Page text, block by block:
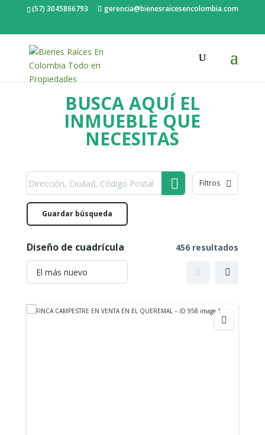
(57) 3045866793 gerencia@bienesraicesencolombia.com
BUSCA AQUÍ EL
INMUEBLE QUE
NECESITAS
Filtros
Guardar búsqueda
Diseño de cuadrícula 456 resultados